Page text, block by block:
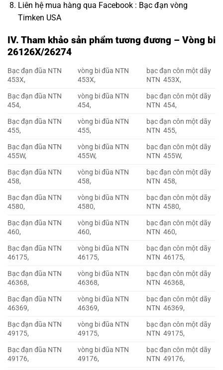
Liên hệ mua hàng qua Facebook : Bạc đạn vòng
Timken USA
IV. Tham khảo sản phẩm tương đương – Vòng bi
26126X/26274
Bạc đạn đũa NTN
453X,
vòng bi đũa NTN
453X,
bạc đạn côn một dãy
NTN 453X,
Bạc đạn đũa NTN
454,
vòng bi đũa NTN
454,
bạc đạn côn một dãy
NTN 454,
Bạc đạn đũa NTN
455,
vòng bi đũa NTN
455,
bạc đạn côn một dãy
NTN 455,
Bạc đạn đũa NTN
455W,
vòng bi đũa NTN
455W,
bạc đạn côn một dãy
NTN 455W,
Bạc đạn đũa NTN
458,
vòng bi đũa NTN
458,
bạc đạn côn một dãy
NTN 458,
Bạc đạn đũa NTN
4580,
vòng bi đũa NTN
4580,
bạc đạn côn một dãy
NTN 4580,
Bạc đạn đũa NTN
460,
vòng bi đũa NTN
460,
bạc đạn côn một dãy
NTN 460,
Bạc đạn đũa NTN
46175,
vòng bi đũa NTN
46175,
bạc đạn côn một dãy
NTN 46175,
Bạc đạn đũa NTN
46368,
vòng bi đũa NTN
46368,
bạc đạn côn một dãy
NTN 46368,
Bạc đạn đũa NTN
46369,
vòng bi đũa NTN
46369,
bạc đạn côn một dãy
NTN 46369,
Bạc đạn đũa NTN
49175,
vòng bi đũa NTN
49175,
bạc đạn côn một dãy
NTN 49175,
Bạc đạn đũa NTN
49176,
vòng bi đũa NTN
49176,
bạc đạn côn một dãy
NTN 49176,